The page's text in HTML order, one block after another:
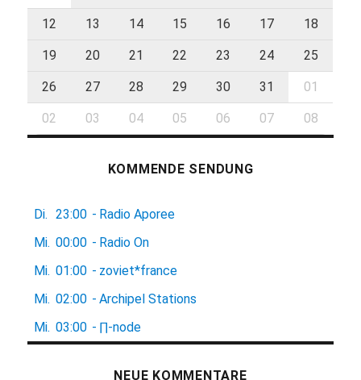
12 13 14 15 16 17 18
19 20 21 22 23 24 25
26 27 28 29 30 31 01
02 03 04 05 06 07 08
KOMMENDE SENDUNG
Di. 23:00 - Radio Aporee
Mi. 00:00 - Radio On
Mi. 01:00 - zoviet*france
Mi. 02:00 - Archipel Stations
Mi. 03:00 - ∏-node
NEUE KOMMENTARE